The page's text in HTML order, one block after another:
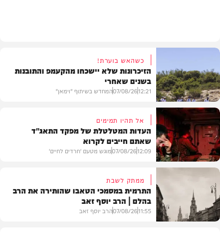
וידאו
כשהאש בוערת!
הזיכרונות שלא יישכחו מהקעמפ והתובנות
בשנים שאחרי
12:21
07/08/26המחדש בשיתוף "וימאן"
דעות
אל תהיו תמימים
העדות המטלטלת של מפקד התאג"ד
שאתם חייבים לקרוא
12:09
07/08/26מוגש מטעם 'חרדים לחיים'
ממתק לשבת
התרמית במסמכי הטאבו שהותירה את הרב
בהלם | הרב יוסף זאב
11:55
07/08/26הרב יוסף זאב